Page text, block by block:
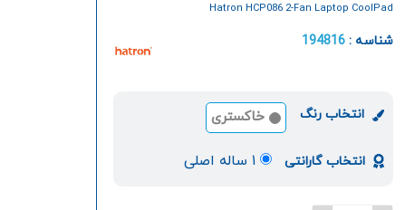
Hatron HCP086 2-Fan Laptop CoolPad
شناسه :194816
انتخاب رنگ خاکستری
انتخاب گارانتی ۱ ساله اصلی